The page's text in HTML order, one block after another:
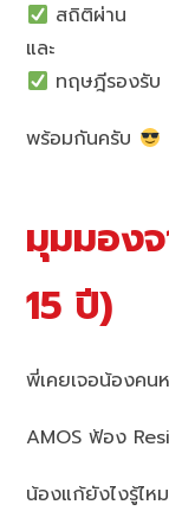
สถิติผ่าน
และ
ทฤษฎีรองรับ
พร้อมกันครับ
มุมมอง
15 ปี)
พี่เคยเจอน้องคน
AMOS ฟ้อง
น้องแก้ยังไงรู้ไห